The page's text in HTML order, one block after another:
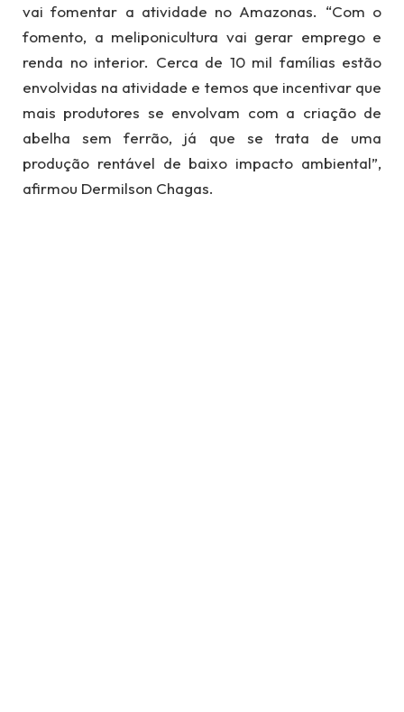
vai fomentar a atividade no Amazonas. “Com o
fomento, a meliponicultura vai gerar emprego e
renda no interior. Cerca de 10 mil famílias estão
envolvidas na atividade e temos que incentivar que
mais produtores se envolvam com a criação de
abelha sem ferrão, já que se trata de uma
produção rentável de baixo impacto ambiental”,
afirmou Dermilson Chagas.